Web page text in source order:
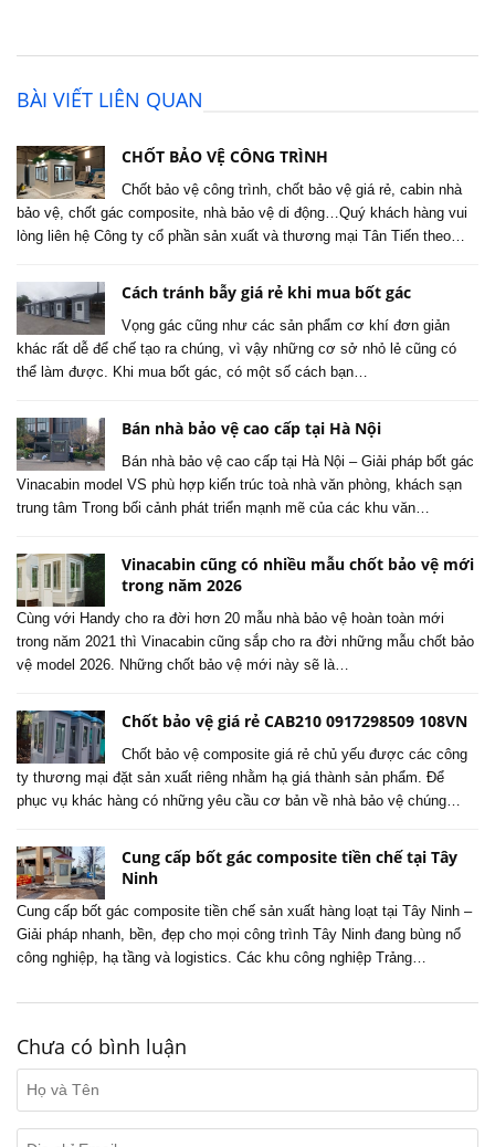
BÀI VIẾT LIÊN QUAN
CHỐT BẢO VỆ CÔNG TRÌNH
Chốt bảo vệ công trình, chốt bảo vệ giá rẻ, cabin nhà
bảo vệ, chốt gác composite, nhà bảo vệ di động…Quý khách hàng vui
lòng liên hệ Công ty cổ phần sản xuất và thương mại Tân Tiến theo…
Cách tránh bẫy giá rẻ khi mua bốt gác
Vọng gác cũng như các sản phẩm cơ khí đơn giản
khác rất dễ để chế tạo ra chúng, vì vậy những cơ sở nhỏ lẻ cũng có
thể làm được. Khi mua bốt gác, có một số cách bạn…
Bán nhà bảo vệ cao cấp tại Hà Nội
Bán nhà bảo vệ cao cấp tại Hà Nội – Giải pháp bốt gác
Vinacabin model VS phù hợp kiến trúc toà nhà văn phòng, khách sạn
trung tâm Trong bối cảnh phát triển mạnh mẽ của các khu văn…
Vinacabin cũng có nhiều mẫu chốt bảo vệ mới
trong năm 2026
Cùng với Handy cho ra đời hơn 20 mẫu nhà bảo vệ hoàn toàn mới
trong năm 2021 thì Vinacabin cũng sắp cho ra đời những mẫu chốt bảo
vệ model 2026. Những chốt bảo vệ mới này sẽ là…
Chốt bảo vệ giá rẻ CAB210 0917298509 108VN
Chốt bảo vệ composite giá rẻ chủ yếu được các công
ty thương mại đặt sản xuất riêng nhằm hạ giá thành sản phẩm. Để
phục vụ khác hàng có những yêu cầu cơ bản về nhà bảo vệ chúng…
Cung cấp bốt gác composite tiền chế tại Tây
Ninh
Cung cấp bốt gác composite tiền chế sản xuất hàng loạt tại Tây Ninh –
Giải pháp nhanh, bền, đẹp cho mọi công trình Tây Ninh đang bùng nổ
công nghiệp, hạ tầng và logistics. Các khu công nghiệp Trảng…
Chưa có bình luận